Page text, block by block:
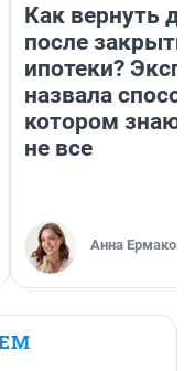
Как вернуть
после
ипотеки?
назвала
котором
не все
Анна Ермакова